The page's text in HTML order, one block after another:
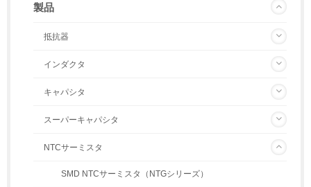
製品
抵抗器
インダクタ
キャパシタ
スーパーキャパシタ
NTCサーミスタ
SMD NTCサーミスタ（NTGシリーズ）